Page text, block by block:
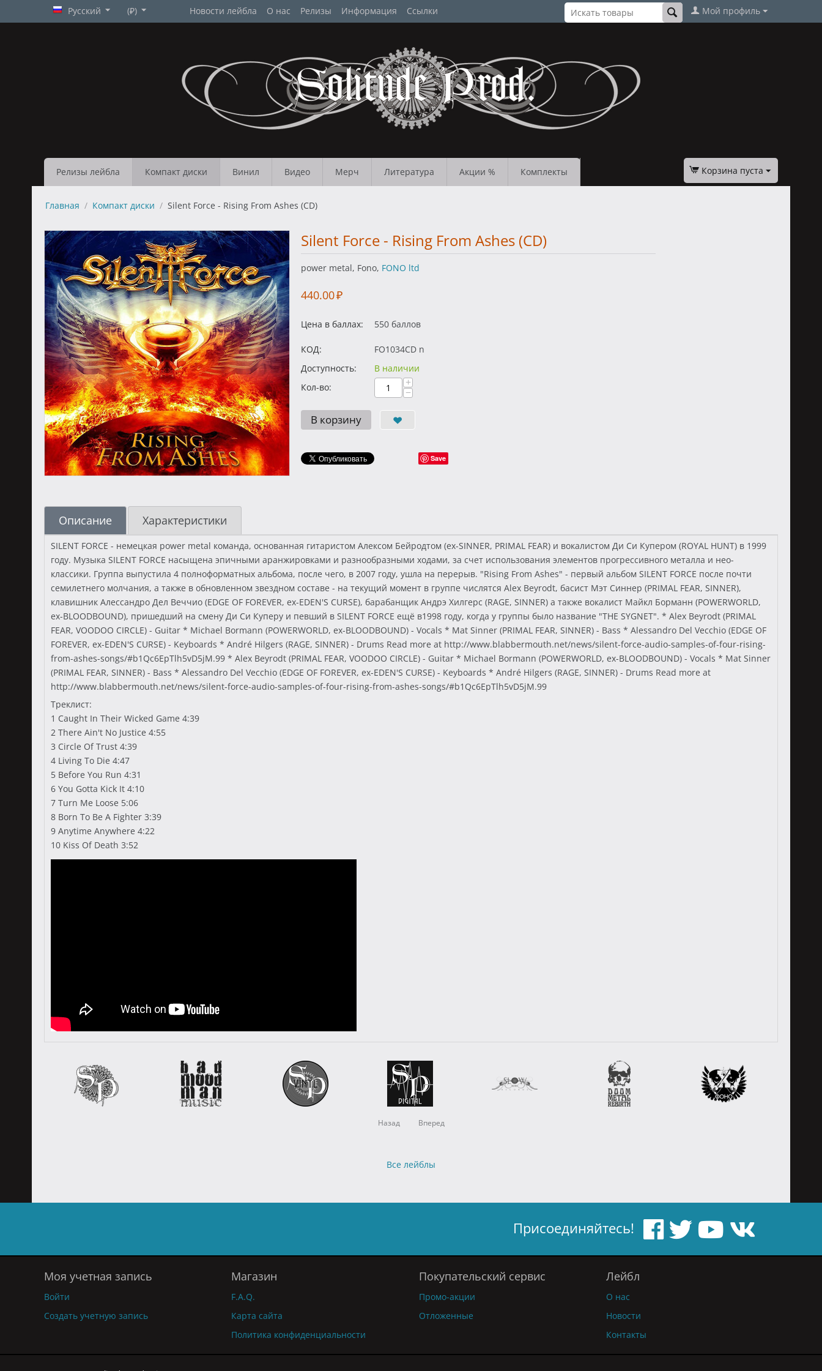
Русский (₽) Новости лейбла О нас Релизы Информация Ссылки Мой профиль
Релизы лейбла Компакт диски Винил Видео Мерч Литература Акции % Комплекты Корзина пуста
Главная / Компакт диски / Silent Force - Rising From Ashes (CD)
Silent Force - Rising From Ashes (CD)
power metal, Fono, FONO ltd
440.00₽
Цена в баллах: 550 баллов
КОД:
FO1034CD n
Доступность:
В наличии
Кол-во:
+
−
В корзину
Save
Описание Характеристики
SILENT FORCE - немецкая power metal команда, основанная гитаристом Алексом Бейродтом (ex-SINNER, PRIMAL FEAR) и вокалистом Ди Си Купером (ROYAL HUNT) в 1999
году. Музыка SILENT FORCE насыщена эпичными аранжировками и разнообразными ходами, за счет использования элементов прогрессивного металла и нео-
классики. Группа выпустила 4 полноформатных альбома, после чего, в 2007 году, ушла на перерыв. "Rising From Ashes" - первый альбом SILENT FORCE после почти
семилетнего молчания, а также в обновленном звездном составе - на текущий момент в группе числятся Alex Beyrodt, басист Мэт Синнер (PRIMAL FEAR, SINNER),
клавишник Алессандро Дел Веччио (EDGE OF FOREVER, ex-EDEN'S CURSE), барабанщик Андрэ Хилгерс (RAGE, SINNER) а также вокалист Майкл Борманн (POWERWORLD,
ex-BLOODBOUND), пришедший на смену Ди Си Куперу и певший в SILENT FORCE ещё в1998 году, когда у группы было название "THE SYGNET". * Alex Beyrodt (PRIMAL
FEAR, VOODOO CIRCLE) - Guitar * Michael Bormann (POWERWORLD, ex-BLOODBOUND) - Vocals * Mat Sinner (PRIMAL FEAR, SINNER) - Bass * Alessandro Del Vecchio (EDGE OF
FOREVER, ex-EDEN'S CURSE) - Keyboards * André Hilgers (RAGE, SINNER) - Drums Read more at http://www.blabbermouth.net/news/silent-force-audio-samples-of-four-rising-
from-ashes-songs/#b1Qc6EpTlh5vD5jM.99 * Alex Beyrodt (PRIMAL FEAR, VOODOO CIRCLE) - Guitar * Michael Bormann (POWERWORLD, ex-BLOODBOUND) - Vocals * Mat Sinner
(PRIMAL FEAR, SINNER) - Bass * Alessandro Del Vecchio (EDGE OF FOREVER, ex-EDEN'S CURSE) - Keyboards * André Hilgers (RAGE, SINNER) - Drums Read more at
http://www.blabbermouth.net/news/silent-force-audio-samples-of-four-rising-from-ashes-songs/#b1Qc6EpTlh5vD5jM.99
Треклист:
1 Caught In Their Wicked Game 4:39
2 There Ain't No Justice 4:55
3 Circle Of Trust 4:39
4 Living To Die 4:47
5 Before You Run 4:31
6 You Gotta Kick It 4:10
7 Turn Me Loose 5:06
8 Born To Be A Fighter 3:39
9 Anytime Anywhere 4:22
10 Kiss Of Death 3:52
Назад Вперед
Все лейблы
Присоединяйтесь!
Моя учетная запись
Войти
Создать учетную запись
Магазин
F.A.Q.
Карта сайта
Политика конфиденциальности
Покупательский сервис
Промо-акции
Отложенные
Лейбл
О нас
Новости
Контакты